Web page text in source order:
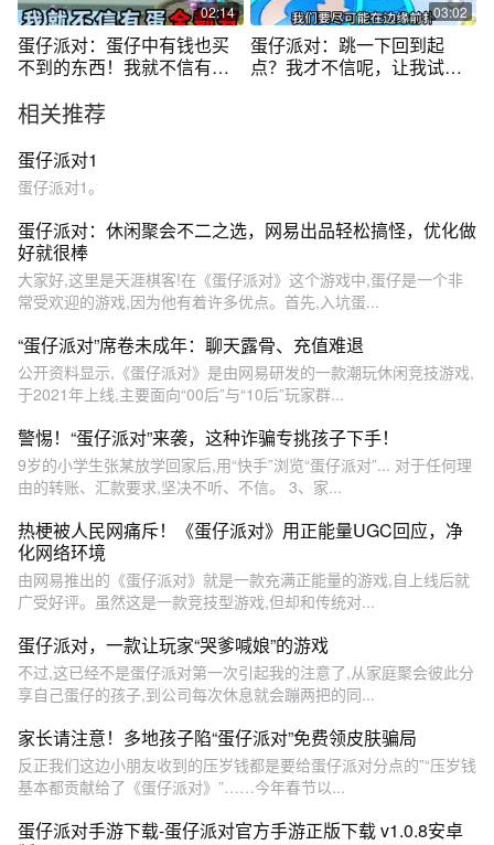
02:14
蛋仔派对：蛋仔中有钱也买
不到的东西！我就不信有蛋
03:02
蛋仔派对：跳一下回到起
点？我才不信呢，让我试试 #
相关推荐
蛋仔派对1
蛋仔派对1。
蛋仔派对：休闲聚会不二之选，网易出品轻松搞怪，优化做
好就很棒
大家好,这里是天涯棋客!在《蛋仔派对》这个游戏中,蛋仔是一个非
常受欢迎的游戏,因为他有着许多优点。首先,入坑蛋...
“蛋仔派对”席卷未成年：聊天露骨、充值难退
公开资料显示,《蛋仔派对》是由网易研发的一款潮玩休闲竞技游戏,
于2021年上线,主要面向“00后”与“10后”玩家群...
警惕！“蛋仔派对”来袭，这种诈骗专挑孩子下手！
9岁的小学生张某放学回家后,用“快手”浏览“蛋仔派对”... 对于任何理
由的转账、汇款要求,坚决不听、不信。 3、家...
热梗被人民网痛斥！《蛋仔派对》用正能量UGC回应，净
化网络环境
由网易推出的《蛋仔派对》就是一款充满正能量的游戏,自上线后就
广受好评。虽然这是一款竞技型游戏,但却和传统对...
蛋仔派对，一款让玩家“哭爹喊娘”的游戏
不过,这已经不是蛋仔派对第一次引起我的注意了,从家庭聚会彼此分
享自己蛋仔的孩子,到公司每次休息就会蹦两把的同...
家长请注意！多地孩子陷“蛋仔派对”免费领皮肤骗局
反正我们这边小朋友收到的压岁钱都是要给蛋仔派对分点的”“压岁钱
基本都贡献给了《蛋仔派对》”……今年春节以...
蛋仔派对手游下载-蛋仔派对官方手游正版下载 v1.0.8安卓